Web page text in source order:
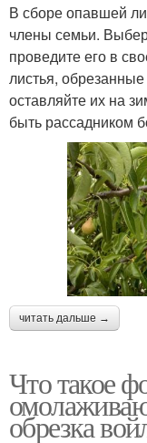
В сборе опавшей
члены семьи.
проведите его в
листья,
оставляйте их на
быть рассадником
читать дальше →
Что такое
обрезка